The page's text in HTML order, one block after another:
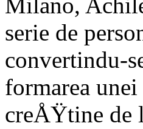
Milano,
serie de
convertindu-
formarea
creÅŸtine de